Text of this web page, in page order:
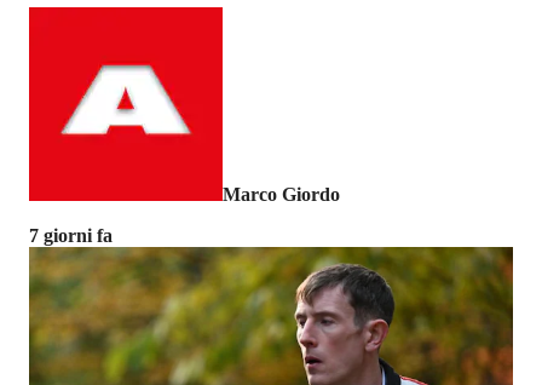
Marco Giordo
7 giorni fa